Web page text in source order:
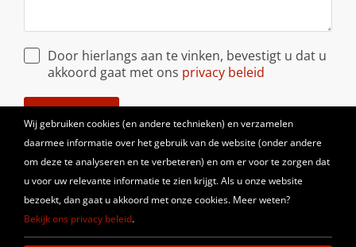
Wij gebruiken cookies (en andere technieken) en verzamelen
daarmee informatie over het gebruik van de website(onder andere
om deze te analyseren en te verbeteren) en om er voor te zorgen dat
u voor uw relevante informatie te zien krijgt. Als u onze website
bezoekt, dan gaat u akkoord met onze cookies. Meer weten?
Bekijk ons privacy beleid.
Door hierlangs aan te vinken, bevestigt u dat u
akkoord gaat met ons privacy beleid
VERSTUREN
Webdesign Disclaimer Privacy Verklaring